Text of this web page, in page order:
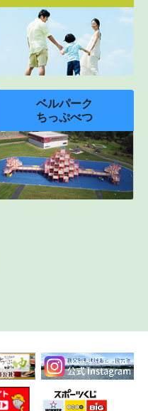
ベルパーク
ちっぷべつ